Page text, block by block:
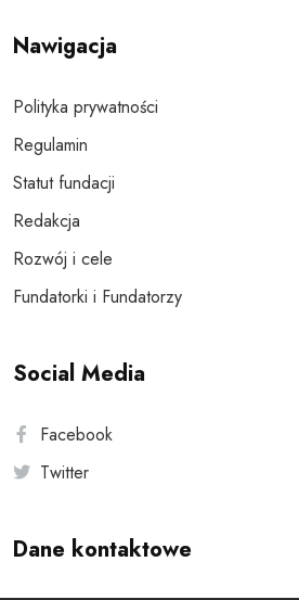
Nawigacja
Polityka prywatności
Regulamin
Statut fundacji
Redakcja
Rozwój i cele
Fundatorki i Fundatorzy
Social Media
Facebook
Twitter
Dane kontaktowe